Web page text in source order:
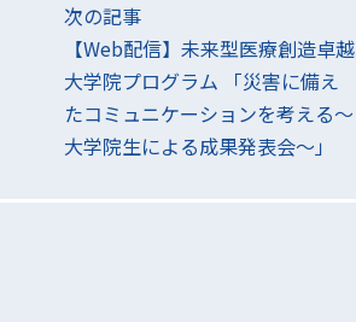
次の記事
【Web配信】未来型医療創造卓越
大学院プログラム 「災害に備え
たコミュニケーションを考える～
大学院生による成果発表会～」